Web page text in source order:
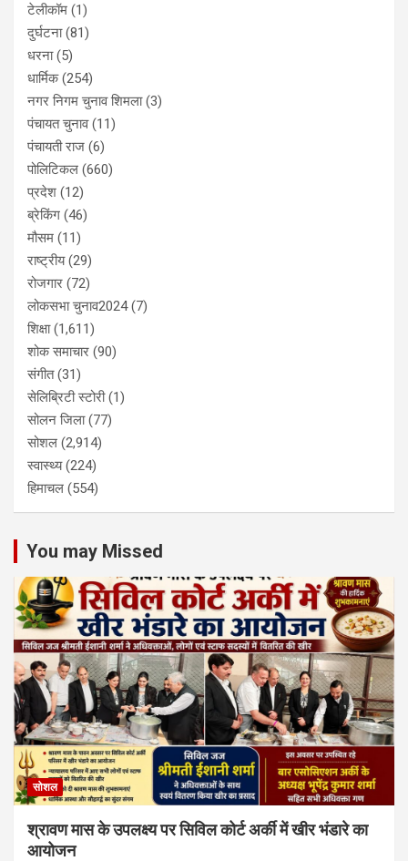
टेलीकॉम (1)
दुर्घटना(81)
धरना(5)
धार्मिक(254)
नगर निगम चुनाव शिमला(3)
पंचायत चुनाव(11)
पंचायती राज (6)
पोलिटिकल (660)
प्रदेश (12)
ब्रेकिंग (46)
मौसम (11)
राष्ट्रीय(29)
रोजगार (72)
लोकसभा चुनाव2024(7)
शिक्षा(1,611)
शोक समाचार (90)
संगीत(31)
सेलिब्रिटी स्टोरी(1)
सोलन जिला(77)
सोशल (2,914)
स्वास्थ्य(224)
हिमाचल (554)
You may Missed
सोशल
श्रावण मास के उपलक्ष्य पर सिविल कोर्ट अर्की में खीर भंडारे का
आयोजन